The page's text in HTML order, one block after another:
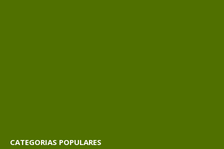
CATEGORIAS POPULARES